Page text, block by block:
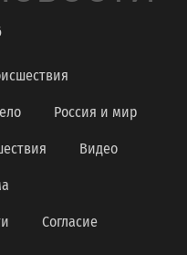
Россия и мир
Видео
Согласие